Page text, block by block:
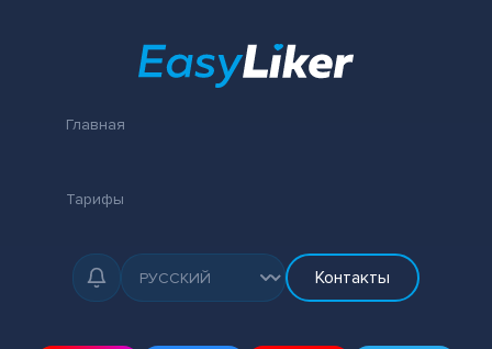
Главная
Тарифы
Контакты